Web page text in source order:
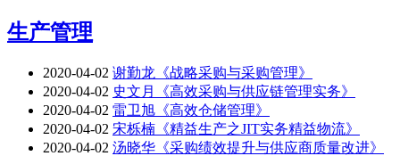
生产管理
2020-04-02 谢勤龙《战略采购与采购管理》
2020-04-02 史文月《高效采购与供应链管理实务》
2020-04-02 雷卫旭《高效仓储管理》
2020-04-02 宋栎楠《精益生产之JIT实务精益物流》
2020-04-02 汤晓华《采购绩效提升与供应商质量改进》